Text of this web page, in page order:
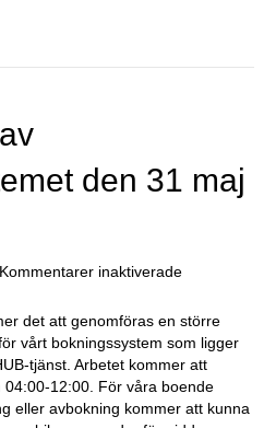
den 31 maj
Kommentarer inaktiveradeför
av
den
maj
2021
det att genomföras en större
vårt bokningssystem som ligger
tjänst. Arbetet kommer att
12:00. För våra boende
eller avbokning kommer att kunna